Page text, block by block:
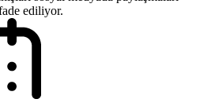
ediliyor.